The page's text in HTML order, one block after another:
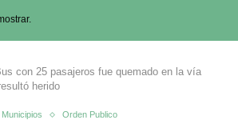
con 25 pasajeros fue quemado en la vía
herido
Municipios Orden Publico